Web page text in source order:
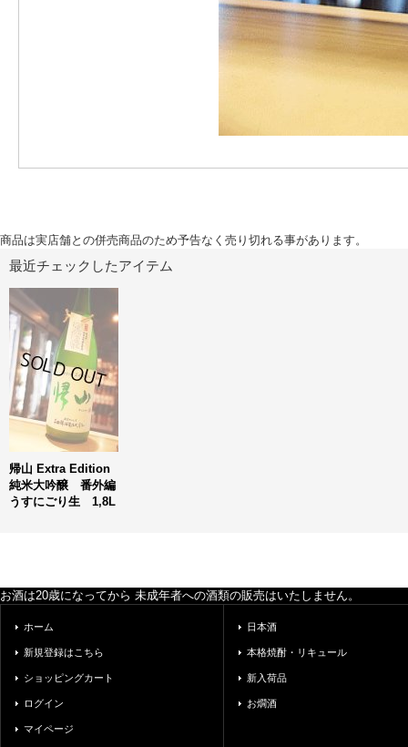
商品は実店舗との併売商品のため予告なく売り切れる事があります。
最近チェックしたアイテム
帰山 Extra Edition
純米大吟醸 番外編
うすにごり生 1,8L
お酒は20歳になってから 未成年者への酒類の販売はいたしません。
ホーム
新規登録はこちら
ショッピングカート
ログイン
マイページ
日本酒
本格焼酎・リキュール
新入荷品
お燗酒